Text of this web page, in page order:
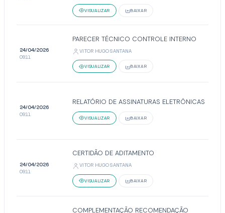
VISUALIZAR BAIXAR
24/04/2026
09:11
PARECER TÉCNICO CONTROLE INTERNO
VITOR HUGO SANTANA
VISUALIZAR BAIXAR
24/04/2026
09:11
RELATÓRIO DE ASSINATURAS ELETRÔNICAS
VISUALIZAR BAIXAR
24/04/2026
09:11
CERTIDÃO DE ADITAMENTO
VITOR HUGO SANTANA
VISUALIZAR BAIXAR
COMPLEMENTAÇÃO RECOMENDAÇÃO